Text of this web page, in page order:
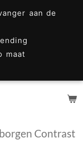
aan de
maat
Contrast